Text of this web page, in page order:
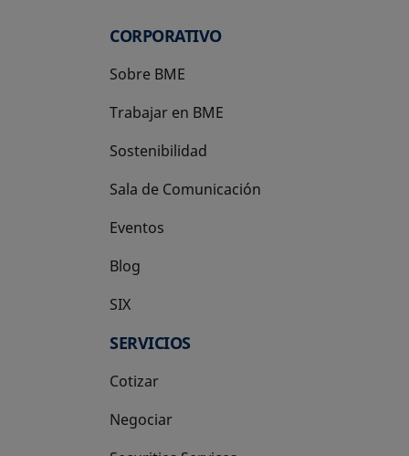
CORPORATIVO
Sobre BME
Trabajar en BME
Sostenibilidad
Sala de Comunicación
Eventos
Blog
SIX
se abre en una pestaña nueva
SERVICIOS
Cotizar
Negociar